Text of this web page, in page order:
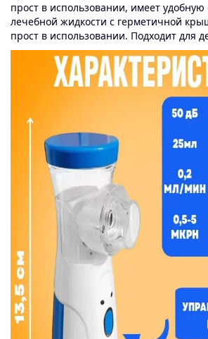
прост в использовании, имеет удобную
лечебной жидкости с герметичной
прост в использовании. Подходит для